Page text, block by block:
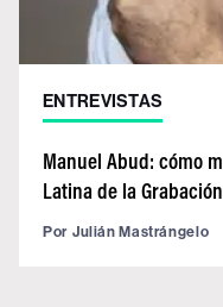
ENTREVISTAS
Manuel Abud: cómo
Latina de la Grabación
Por Julián Mastrángelo